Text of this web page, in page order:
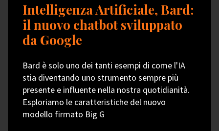
Intelligenza Artificiale, Bard:
il nuovo chatbot sviluppato
da Google
Bard è solo uno dei tanti esempi di come l'IA
stia diventando uno strumento sempre più
presente e influente nella nostra quotidianità.
Esploriamo le caratteristiche del nuovo
modello firmato Big G